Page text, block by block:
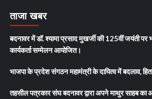
ताजा खबर
बदनावर में डॉ. श्यामा प्रसाद मुखर्जी की 125वीं जयंती पर
कार्यकर्ता सम्मेलन आयोजित।
भाजपा के प्रदेश संगठन महामंत्री के दायित्व में बदलाव,
तहसील पत्रकार संघ बदनावर द्वारा अपने माथुर साहब